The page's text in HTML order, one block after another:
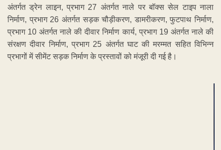
अंतर्गत ड्रेन लाइन, प्रभाग 27 अंतर्गत नाले पर बॉक्स सेल टाइप नाला
निर्माण, प्रभाग 26 अंतर्गत सड़क चौड़ीकरण, डामरीकरण, फुटपाथ निर्माण,
प्रभाग 10 अंतर्गत नाले की दीवार निर्माण कार्य, प्रभाग 19 अंतर्गत नाले की
संरक्षण दीवार निर्माण, प्रभाग 25 अंतर्गत घाट की मरम्मत सहित विभिन्न
प्रभागों में सीमेंट सड़क निर्माण के प्रस्तावों को मंजूरी दी गई है।